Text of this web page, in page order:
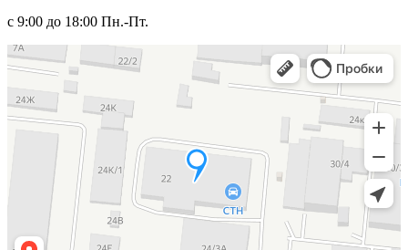
с 9:00 до 18:00 Пн.-Пт.